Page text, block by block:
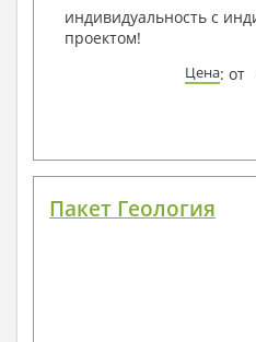
индивидуальность с
проектом!
Цена: от
Пакет Геология